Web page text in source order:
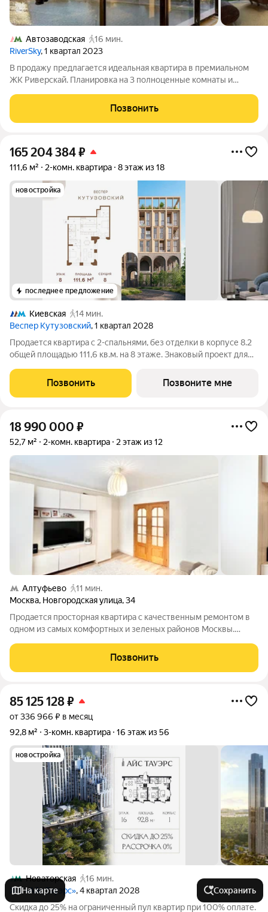
Автозаводская
16 мин.
RiverSky, 1 квартал 2023
В продажу предлагается идеальная квартира в премиальном
ЖК Риверскай. Планировка на 3 полноценные комнаты и
расположен вдоль набережной Москвы реки, свободной от
авто. Идет реконструкция
Позвонить
165 204 384₽
111,6 м² 2-комн. квартира 8 этаж из 18
новостройка
последнее предложение
Киевская
14 мин.
Веспер Кутузовский, 1 квартал 2028
Продается квартира с 2-спальнями, без отделки в корпусе 8.2
общей площадью 111,6 кв.м. на 8 этаже. Знаковый проект для
площадью 3,7 га расположен на Кутузовском проспекте и
воплощает новую
Позвонить Позвоните мне
18 990 000 ₽
52,7 м² 2-комн. квартира 2 этаж из 12
Алтуфьево
11 мин.
Москва, Новгородская улица,34
Продается просторная квартира с качественным ремонтом в
одном из самых комфортных и зеленых районов Москвы.
благодаря чему комнаты хорошо освещены в течение дня и
легко проветриваются. Выполнен
Позвонить
85 125 128₽
от 336 966 ₽ в месяц
92,8 м²
3-комн. квартира 16 этаж из 56
новостройка
Новаторская
16 мин.
ЖК «Айс Тауэрс», 4 квартал 2028
Скидка до 25% на ограниченный пул квартир при 100% оплате.
На карте Сохранить